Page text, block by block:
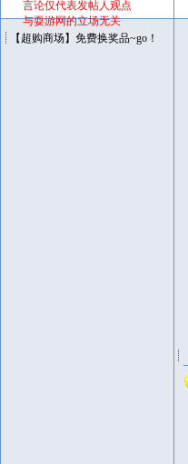
言论仅代表发帖人观点
与耍游网的立场无关
【超购商场】免费换奖品~go！